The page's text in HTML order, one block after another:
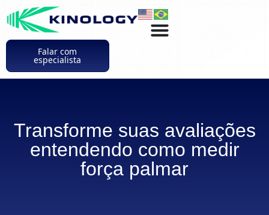
Falar com
especialista
Transforme suas avaliações
entendendo como medir
força palmar